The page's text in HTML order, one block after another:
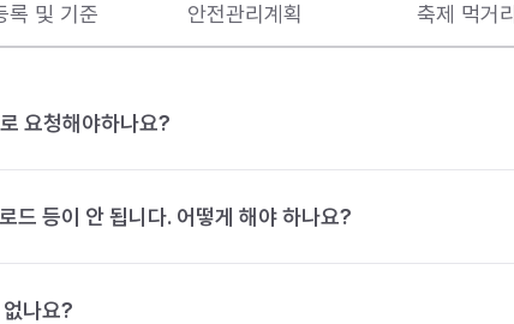
록 및 기준 안전관리계획 축제 먹거리
요청해야하나요?
드 등이 안 됩니다. 어떻게 해야 하나요?
나요?